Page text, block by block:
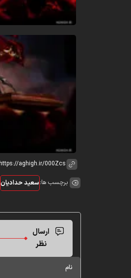
برچسب ها:سعید حدادیان
ارسال
نظر